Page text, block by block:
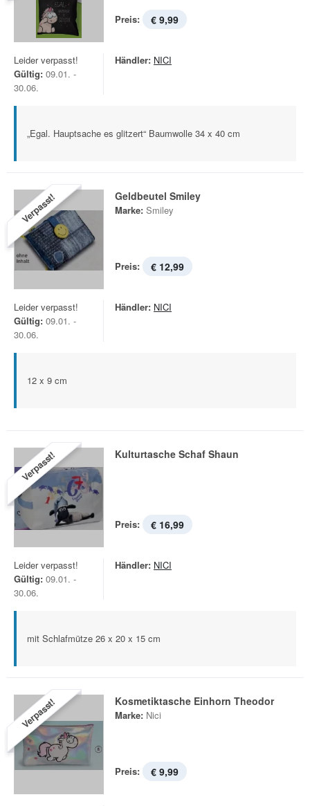
Preis: € 9,99
Leider verpasst!
Gültig: 09.01. -
30.06.
Händler: NICI
„Egal. Hauptsache es glitzert“ Baumwolle 34 x 40 cm
Verpasst! Geldbeutel Smiley
Marke: Smiley
Preis: € 12,99
Leider verpasst!
Gültig: 09.01. -
30.06.
Händler: NICI
12 x 9 cm
Verpasst! Kulturtasche Schaf Shaun
Preis: € 16,99
Leider verpasst!
Gültig: 09.01. -
30.06.
Händler: NICI
mit Schlafmütze 26 x 20 x 15 cm
Verpasst! Kosmetiktasche Einhorn Theodor
Marke: Nici
Preis: € 9,99